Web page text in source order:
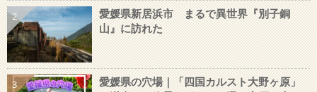
2
愛媛県新居浜市 まるで異世界『別子銅
山』に訪れた
3
愛媛県の穴場｜「四国カルスト大野ヶ原」